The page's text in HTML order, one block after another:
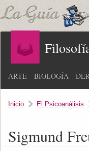
ARTE BIOLOGÍA
Inicio El Psicoanálisis
Sigmund